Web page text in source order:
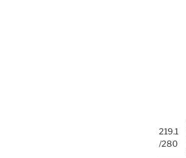
219.1
/280